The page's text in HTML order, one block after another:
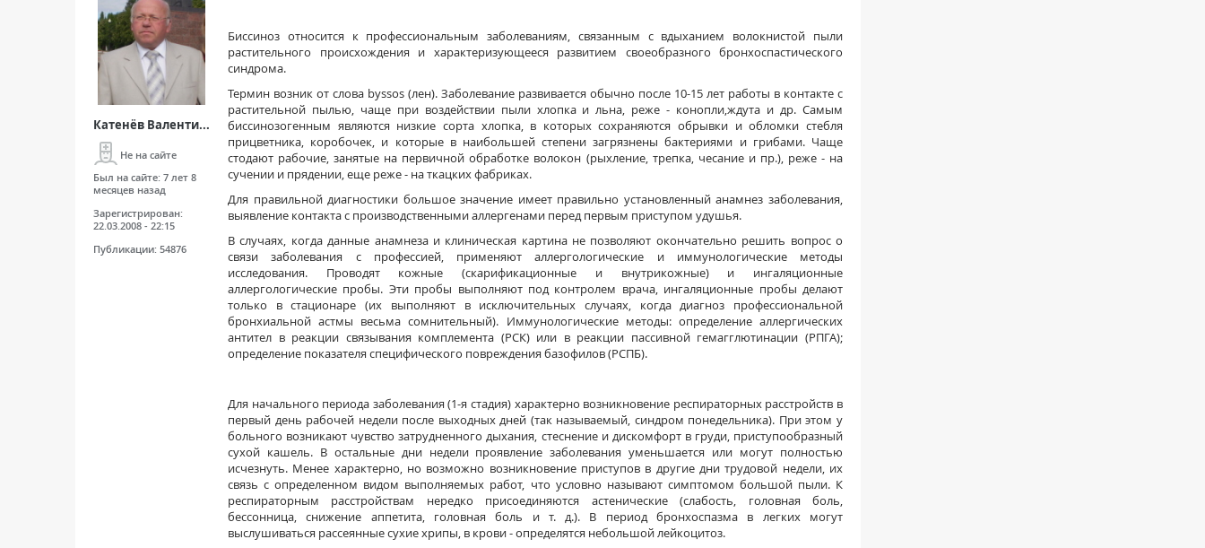
Катенёв Валенти...
Не на сайте
Был на сайте: 7 лет 8
месяцев назад
Зарегистрирован:
22.03.2008 - 22:15
Публикации: 54876
Биссиноз относится к профессиональным заболеваниям, связанным с вдыханием волокнистой пыли
растительного происхождения и характеризующееся развитием своеобразного бронхоспастического
синдрома.
Термин возник от слова byssos (лен). Заболевание развивается обычно после 10-15 лет работы в контакте с
растительной пылью, чаще при воздействии пыли хлопка и льна, реже - конопли,ждута и др. Самым
биссинозогенным являются низкие сорта хлопка, в которых сохраняются обрывки и обломки стебля
прицветника, коробочек, и которые в наибольшей степени загрязнены бактериями и грибами. Чаще
стодают рабочие, занятые на первичной обработке волокон (рыхление, трепка, чесание и пр.), реже - на
сучении и прядении, еще реже - на ткацких фабриках.
Для правильной диагностики большое значение имеет правильно установленный анамнез заболевания,
выявление контакта с производственными аллергенами перед первым приступом удушья.
В случаях, когда данные анамнеза и клиническая картина не позволяют окончательно решить вопрос о
связи заболевания с профессией, применяют аллергологические и иммунологические методы
исследования. Проводят кожные (скарификационные и внутрикожные) и ингаляционные
аллергологические пробы. Эти пробы выполняют под контролем врача, ингаляционные пробы делают
только в стационаре (их выполняют в исключительных случаях, когда диагноз профессиональной
бронхиальной астмы весьма сомнительный). Иммунологические методы: определение аллергических
антител в реакции связывания комплемента (РСК) или в реакции пассивной гемагглютинации (РПГА);
определение показателя специфического повреждения базофилов (РСПБ).
Для начального периода заболевания (1-я стадия) характерно возникновение респираторных расстройств в
первый день рабочей недели после выходных дней (так называемый, синдром понедельника). При этом у
больного возникают чувство затрудненного дыхания, стеснение и дискомфорт в груди, приступообразный
сухой кашель. В остальные дни недели проявление заболевания уменьшается или могут полностью
исчезнуть. Менее характерно, но возможно возникновение приступов в другие дни трудовой недели, их
связь с определенном видом выполняемых работ, что условно называют симптомом большой пыли. К
респираторным расстройствам нередко присоединяются астенические (слабость, головная боль,
бессонница, снижение аппетита, головная боль и т. д.). В период бронхоспазма в легких могут
выслушиваться рассеянные сухие хрипы, в крови - определятся небольшой лейкоцитоз.